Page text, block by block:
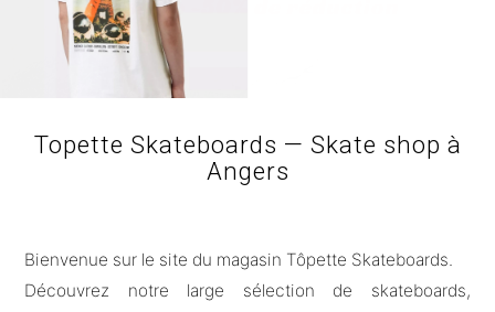
Topette Skateboards — Skate shop à
Angers
Bienvenue sur le site du magasin Tôpette Skateboards.
Découvrez notre large sélection de skateboards,